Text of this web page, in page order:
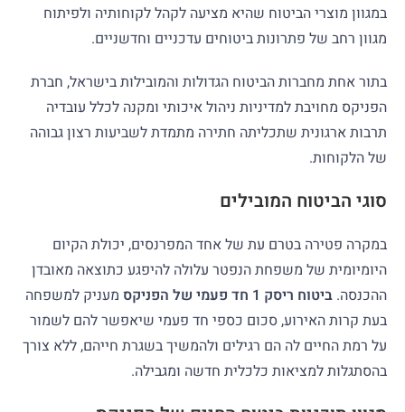
במגוון מוצרי הביטוח שהיא מציעה לקהל לקוחותיה ולפיתוח
מגוון רחב של פתרונות ביטוחים עדכניים וחדשניים.
בתור אחת מחברות הביטוח הגדולות והמובילות בישראל, חברת
הפניקס מחויבת למדיניות ניהול איכותי ומקנה לכלל עובדיה
תרבות ארגונית שתכליתה חתירה מתמדת לשביעות רצון גבוהה
של הלקוחות.
סוגי הביטוח המובילים
במקרה פטירה בטרם עת של אחד המפרנסים, יכולת הקיום
היומיומית של משפחת הנפטר עלולה להיפגע כתוצאה מאובדן
ההכנסה. ביטוח ריסק 1 חד פעמי של הפניקס
מעניק למשפחה
בעת קרות האירוע, סכום כספי חד פעמי שיאפשר להם לשמור
על רמת החיים לה הם רגילים ולהמשיך בשגרת חייהם, ללא צורך
בהסתגלות למציאות כלכלית חדשה ומגבילה.